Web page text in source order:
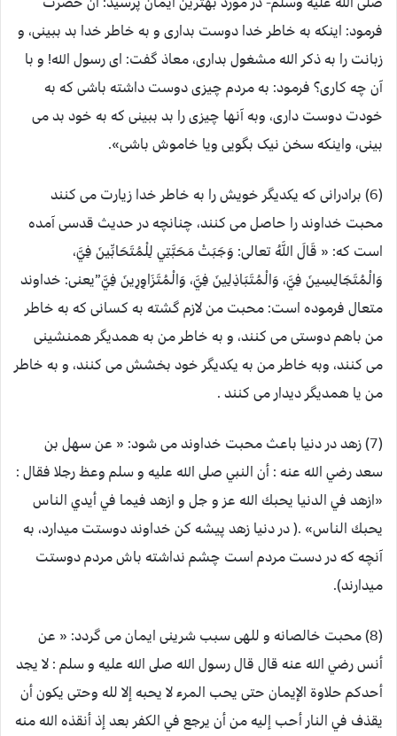
فرمود: اینکه به خاطر خدا دوست بداری و به خاطر خدا بد ببینی، و
زبانت را به ذکر الله مشغول بداری، معاذ گفت: ای رسول الله! و با
آن چه کاری؟ فرمود: به مردم چیزی دوست داشته باشی که به
خودت دوست داری، وبه آنها چیزی را بد ببینی که به خود بد می
بینی، واینکه سخن نیک بگویی ویا خاموش باشی».
(6) برادرانی که یکدیگر خویش را به خاطر خدا زیارت می کنند
محبت خداوند را حاصل می کنند، چنانچه در حدیث قدسی آمده
است که: « قَالَ اللَّهُ تعالی: وَجَبَتْ مَحَبَّتِي لِلْمُتَحَابِّينَ فِيَّ،
وَالْمُتَجَالِسِينَ فِيَّ، وَالْمُتَبَاذِلِينَ فِيَّ، وَالْمُتَزَاوِرِينَ فِيَّ”یعنی: خداوند
متعال فرموده است: محبت من لازم گشته به کسانی که به خاطر
من باهم دوستی می کنند، و به خاطر من به همدیگر همنشینی
می کنند، وبه خاطر من به یکدیگر خود بخشش می کنند، و به خاطر
من یا همدیگر دیدار می کنند .
(7) زهد در دنیا باعث محبت خداوند می شود: « عن سهل بن
سعد رضي الله عنه : أن النبي صلى الله عليه و سلم وعظ رجلا فقال :
«ازهد في الدنيا يحبك الله عز و جل و ازهد فيما في أيدي الناس
يحبك الناس» .( در دنیا زهد پیشه کن خداوند دوستت میدارد، به
آنچه که در دست مردم است چشم نداشته باش مردم دوستت
میدارند).
(8) محبت خالصانه و للهی سبب شرینی ایمان می گردد: « عن
أنس رضي الله عنه قال قال رسول الله صلى الله عليه و سلم : لا يجد
أحدكم حلاوة الإيمان حتى يحب المرء لا يحبه إلا لله وحتى يكون أن
يقذف في النار أحب إليه من أن يرجع في الكفر بعد إذ أنقذه الله منه